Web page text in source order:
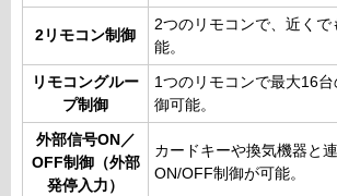
2リモコン制御
2つのリモコンで、近くで
能。
リモコングルー
プ制御
1つのリモコンで最大16
御可能。
外部信号ON／
OFF制御（外部
発停入力）
カードキーや換気機器と
ON/OFF制御が可能。